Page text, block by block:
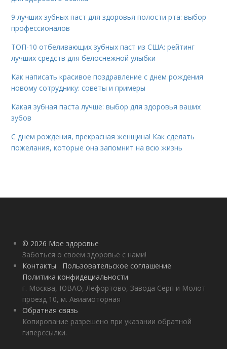
9 лучших зубных паст для здоровья полости рта: выбор
профессионалов
ТОП-10 отбеливающих зубных паст из США: рейтинг
лучших средств для белоснежной улыбки
Как написать красивое поздравление с днем рождения
новому сотруднику: советы и примеры
Какая зубная паста лучше: выбор для здоровья ваших
зубов
С днем рождения, прекрасная женщина! Как сделать
пожелания, которые она запомнит на всю жизнь
© 2026 Мое здоровье
Заботься о своем здоровье с нами!
Контакты
Пользовательское соглашение
Политика конфидециальности
г. Москва, ЮВАО, Лефортово, Завода Серп и Молот
проезд 10, м. Авиамоторная
Обратная связь
Копирование разрешено при указании обратной
гиперссылки.